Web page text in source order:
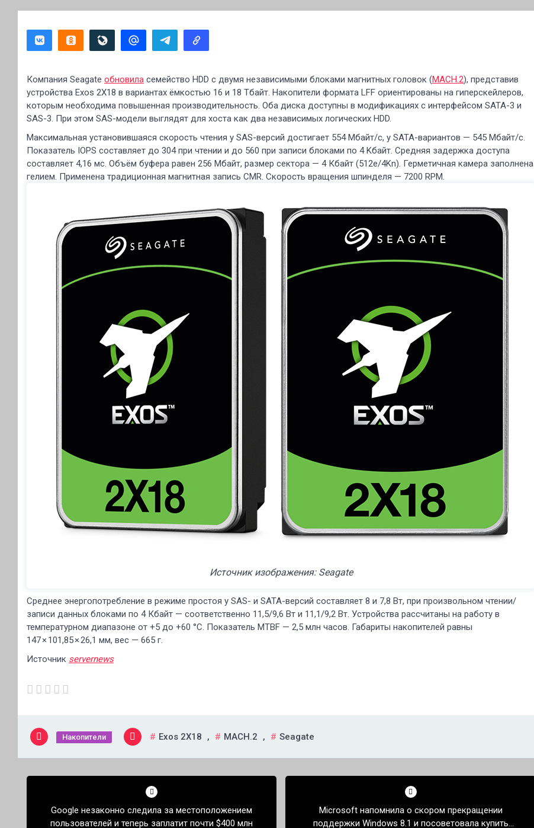
Компания Seagate обновила семейство HDD с двумя независимыми блоками магнитных головок (MACH.2), представив
устройства Exos 2X18 в вариантах ёмкостью 16 и 18 Тбайт. Накопители формата LFF ориентированы на гиперскейлеров,
которым необходима повышенная производительность. Оба диска доступны в модификациях с интерфейсом SATA-3 и
SAS-3. При этом SAS-модели выглядят для хоста как два независимых логических HDD.
Максимальная установившаяся скорость чтения у SAS-версий достигает 554 Мбайт/с, у SATA-вариантов — 545 Мбайт/с.
Показатель IOPS составляет до 304 при чтении и до 560 при записи блоками по 4 Kбайт. Средняя задержка доступа
составляет 4,16 мс. Объём буфера равен 256 Мбайт, размер сектора — 4 Кбайт (512e/4Kn). Герметичная камера заполнена
гелием. Применена традиционная магнитная запись CMR. Скорость вращения шпинделя — 7200 RPM.
Источник изображения: Seagate
Среднее энергопотребление в режиме простоя у SAS- и SATA-версий составляет 8 и 7,8 Вт, при произвольном чтении/
записи данных блоками по 4 Кбайт — соответственно 11,5/9,6 Вт и 11,1/9,2 Вт. Устройства рассчитаны на работу в
температурном диапазоне от +5 до +60 °С. Показатель MTBF — 2,5 млн часов. Габариты накопителей равны
147 × 101,85 × 26,1 мм, вес — 665 г.
Источник servernews
Накопители Exos 2X18 , MACH.2 , Seagate
Навигация
записямGoogle незаконно следила за местоположением
пользователей и теперь заплатит почти $400 млн
Microsoft напомнила о скором прекращении
поддержки Windows 8.1 и посоветовала купить